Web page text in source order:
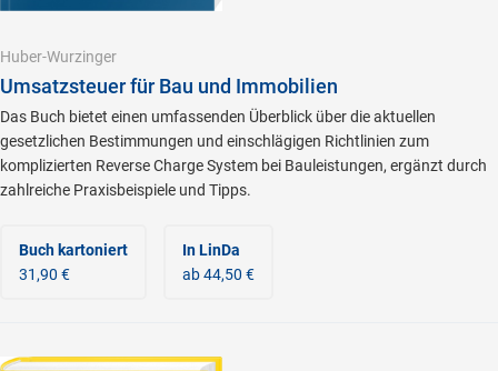
Huber-Wurzinger
Umsatzsteuer für Bau und Immobilien
Das Buch bietet einen umfassenden Überblick über die aktuellen
gesetzlichen Bestimmungen und einschlägigen Richtlinien zum
komplizierten Reverse Charge System bei Bauleistungen, ergänzt durch
zahlreiche Praxisbeispiele und Tipps.
Buch kartoniert
31,90 €
In LinDa
ab 44,50 €